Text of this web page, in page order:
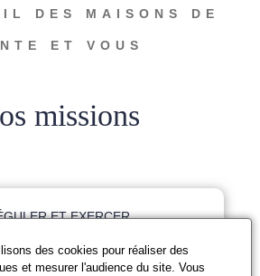
DES MAISONS DE
ET VOUS
missions
ET EXERCER
des cookies pour réaliser des
et mesurer l'audience du site. Vous